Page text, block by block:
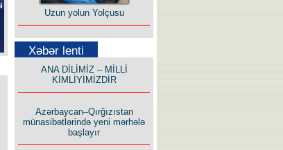
Uzun yolun Yolçusu
Xəbər lenti
ANA DİLİMİZ – MİLLİ
KİMLİYİMİZDİR
Azərbaycan–Qırğızıstan
münasibətlərində yeni mərhələ
başlayır